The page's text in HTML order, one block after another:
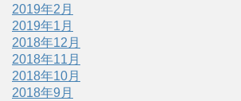
2019年2月
2019年1月
2018年12月
2018年11月
2018年10月
2018年9月